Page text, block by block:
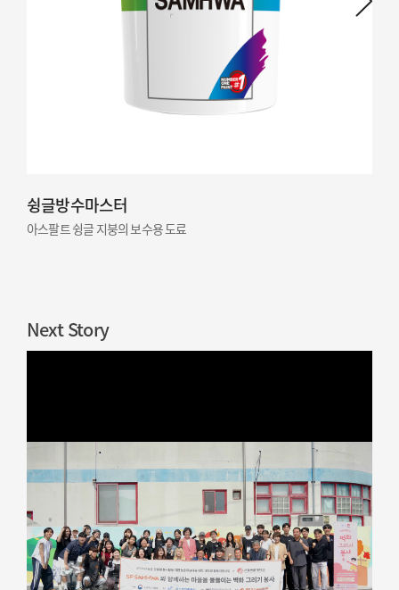
슁글방수마스터
아스팔트 슁글 지붕의 보수용 도료
Next Story